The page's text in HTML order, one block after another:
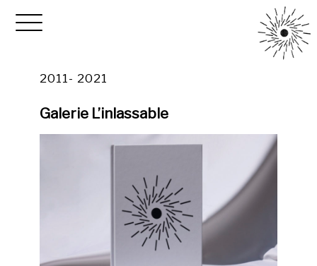
2011- 2021
Galerie L’inlassable